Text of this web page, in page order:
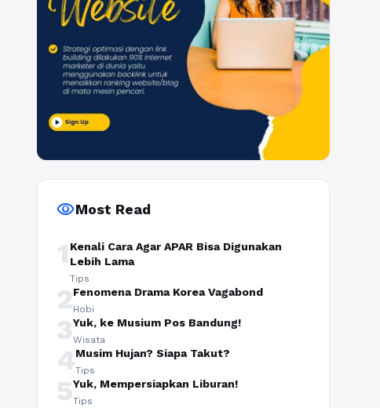
visibilityMost Read
1 Kenali Cara Agar APAR Bisa Digunakan
Lebih Lama
Tips
2Fenomena Drama Korea Vagabond
Hobi
3Yuk, ke Musium Pos Bandung!
Wisata
4Musim Hujan? Siapa Takut?
Tips
5Yuk, Mempersiapkan Liburan!
Tips